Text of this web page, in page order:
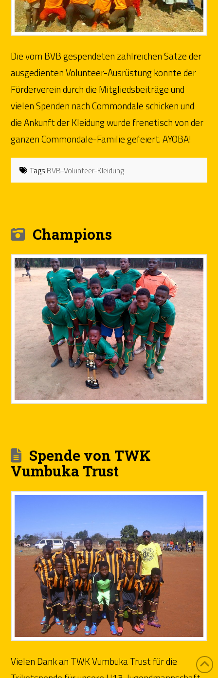
Die vom BVB gespendeten zahlreichen Sätze der
ausgedienten Volunteer-Ausrüstung konnte der
Förderverein durch die Mitgliedsbeiträge und
vielen Spenden nach Commondale schicken und
die Ankunft der Kleidung wurde frenetisch von der
ganzen Commondale-Familie gefeiert. AYOBA!
Tags:BVB-Volunteer-Kleidung
Champions
Spende von TWK
Vumbuka Trust
Vielen Dank an TWK Vumbuka Trust für die